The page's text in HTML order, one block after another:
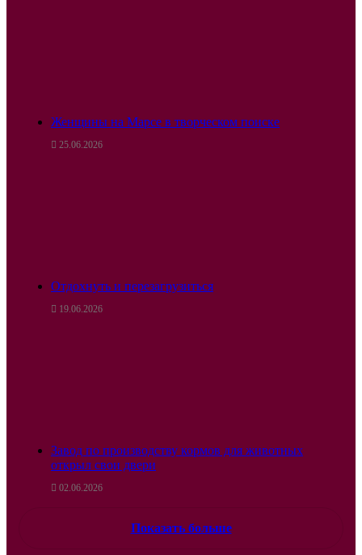
Женщины на Марсе в творческом поиске
25.06.2026
Отдохнуть и перезагрузиться
19.06.2026
Завод по производству кормов для животных
открыл свои двери
02.06.2026
Показать больше